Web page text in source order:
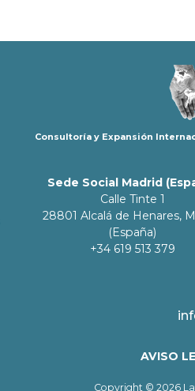
Consultoría y Expansión
Sede Social Madrid
Calle Tinte 1
28801 Alcalá de Henares,
(España)
+34 619 513 379
AVISO
Copyright © 2026